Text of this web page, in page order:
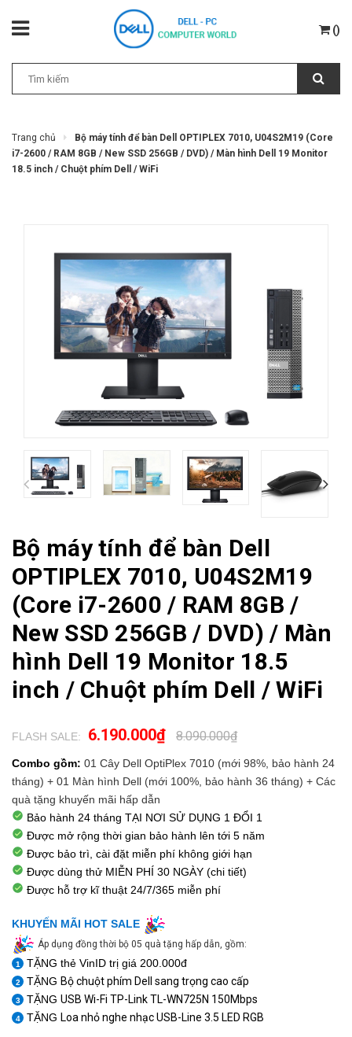
()
Trang chủ
Bộ máy tính để bàn Dell OPTIPLEX 7010, U04S2M19 (Core
i7-2600 / RAM 8GB / New SSD 256GB / DVD) / Màn hình Dell 19 Monitor
18.5 inch / Chuột phím Dell / WiFi
Bộ máy tính để bàn Dell
OPTIPLEX 7010, U04S2M19
(Core i7-2600 / RAM 8GB /
New SSD 256GB / DVD) / Màn
hình Dell 19 Monitor 18.5
inch / Chuột phím Dell / WiFi
FLASH SALE: 6.190.000₫ 8.090.000₫
Combo gồm: 01 Cây Dell OptiPlex 7010 (mới 98%, bảo hành 24
tháng) + 01 Màn hình Dell (mới 100%, bảo hành 36 tháng) + Các
quà tặng khuyến mãi hấp dẫn
Bảo hành 24 tháng TẠI NƠI SỬ DỤNG 1 ĐỔI 1
Được mở rộng thời gian bảo hành lên tới 5 năm
Được bảo trì, cài đặt miễn phí không giới hạn
Được dùng thử MIỄN PHÍ 30 NGÀY (chi tiết)
Được hỗ trợ kĩ thuật 24/7/365 miễn phí
KHUYẾN MÃI HOT SALE
Áp dụng đồng thời bộ 05 quà tặng hấp dẫn, gồm:
1 TẶNG thẻ VinID trị giá 200.000đ
2 TẶNG Bộ chuột phím Dell sang trọng cao cấp
3 TẶNG USB Wi-Fi TP-Link TL-WN725N 150Mbps
4 TẶNG Loa nhỏ nghe nhạc USB-Line 3.5 LED RGB